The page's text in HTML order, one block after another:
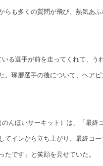
らも多くの質問が飛び、熱気あ
る選手が前を走ってくれて、う
。琢磨選手の後について、ヘアピ
んほいサーキット）は、「最終
インから立ち上がり、最終コー
です」と笑顔を見せていた。